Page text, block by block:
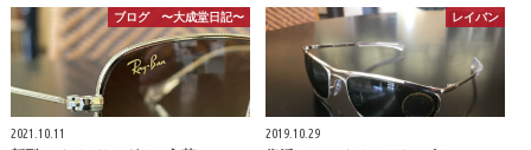
ブログ 〜大成堂日記〜
2021.10.11
レイバン
2019.10.29